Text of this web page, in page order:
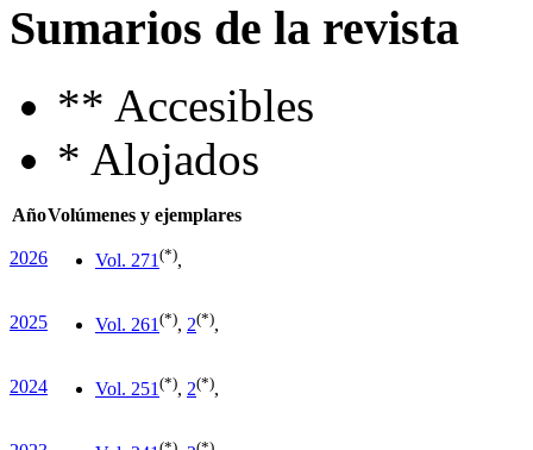
Sumarios de la revista
** Accesibles
* Alojados
AñoVolúmenes y ejemplares
2026 Vol. 271 (*),
2025 Vol. 261 (*), 2(*),
2024 Vol. 251 (*), 2(*),